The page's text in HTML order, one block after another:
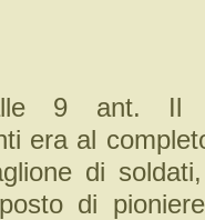
9 ant. Il
era al
di
di